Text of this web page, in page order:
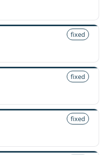
fixed
fixed
fixed